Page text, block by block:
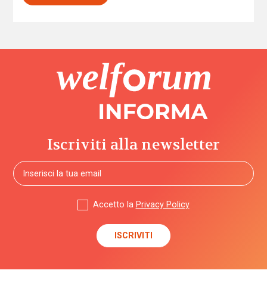
Iscriviti alla newsletter
Accetto la Privacy Policy